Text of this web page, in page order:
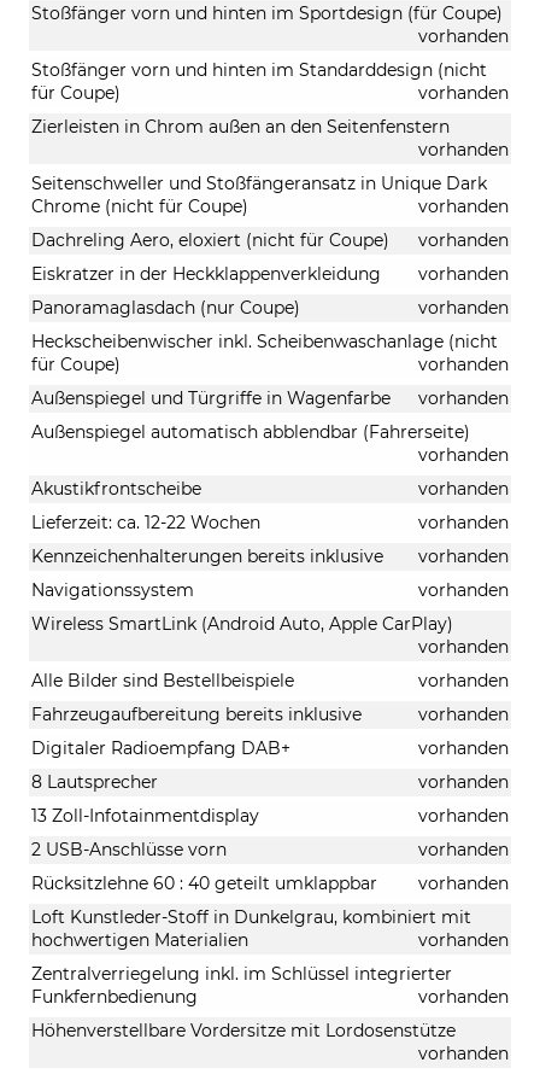
Stoßfänger vorn und hinten im Sportdesign (für Coupe)
vorhanden
Stoßfänger vorn und hinten im Standarddesign (nicht
für Coupe)
vorhanden
Zierleisten in Chrom außen an den Seitenfenstern
vorhanden
Seitenschweller und Stoßfängeransatz in Unique Dark
Chrome (nicht für Coupe)
vorhanden
Dachreling Aero, eloxiert (nicht für Coupe)
vorhanden
Eiskratzer in der Heckklappenverkleidung
vorhanden
Panoramaglasdach (nur Coupe)
vorhanden
Heckscheibenwischer inkl. Scheibenwaschanlage (nicht
für Coupe)
vorhanden
Außenspiegel und Türgriffe in Wagenfarbe
vorhanden
Außenspiegel automatisch abblendbar (Fahrerseite)
vorhanden
Akustikfrontscheibe
vorhanden
Lieferzeit: ca. 12-22 Wochen
vorhanden
Kennzeichenhalterungen bereits inklusive
vorhanden
Navigationssystem
vorhanden
Wireless SmartLink (Android Auto, Apple CarPlay)
vorhanden
Alle Bilder sind Bestellbeispiele
vorhanden
Fahrzeugaufbereitung bereits inklusive
vorhanden
Digitaler Radioempfang DAB+
vorhanden
8 Lautsprecher
vorhanden
13 Zoll-Infotainmentdisplay
vorhanden
2 USB-Anschlüsse vorn
vorhanden
Rücksitzlehne 60 : 40 geteilt umklappbar
vorhanden
Loft Kunstleder-Stoff in Dunkelgrau, kombiniert mit
hochwertigen Materialien
vorhanden
Zentralverriegelung inkl. im Schlüssel integrierter
Funkfernbedienung
vorhanden
Höhenverstellbare Vordersitze mit Lordosenstütze
vorhanden